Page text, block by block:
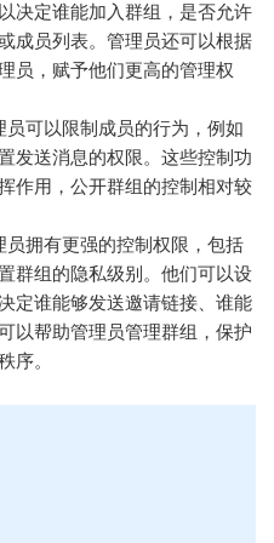
决定谁能加入群组，是否允许
成员列表。管理员还可以根据
员，赋予他们更高的管理权
员可以限制成员的行为，例如
发送消息的权限。这些控制功
作用，公开群组的控制相对较
员拥有更强的控制权限，包括
群组的隐私级别。他们可以设
定谁能够发送邀请链接、谁能
以帮助管理员管理群组，保护
序。